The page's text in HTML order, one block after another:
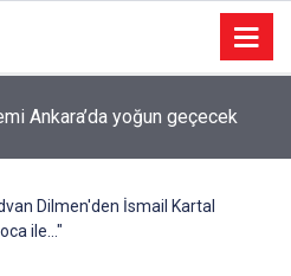
Ankara’da yoğun geçecek
Dilmen'den İsmail Kartal
ile..."